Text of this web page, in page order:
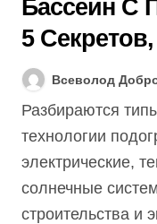
Бассейн С
5 Секретов,
Избежать
2025 Году?
Всеволод
Разбираются типы бассейнов с подогревом,
технологии
электрические,
солнечные
строительства и